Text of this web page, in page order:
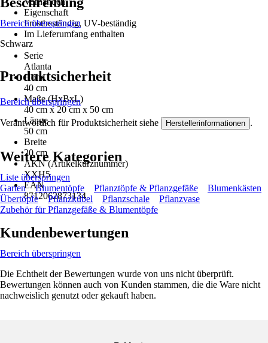
Eigenschaft
Frostbeständig, UV-beständig
Im Lieferumfang enthalten
-
Serie
Atlanta
Höhe
40 cm
Maße (HxBxL)
40 cm x 20 cm x 50 cm
Länge
50 cm
Breite
20 cm
AKN (Artikelkurznummer)
XXH5
EAN
8712062873134
Bereich überspringen
Schwarz
Produktsicherheit
Bereich überspringen
Verantwortlich für Produktsicherheit siehe Herstellerinformationen .
Weitere Kategorien
Liste überspringen
Garten
Blumentöpfe Pflanztöpfe & Pflanzgefäße
Blumenkästen
Übertöpfe
Pflanzkübel Pflanzschale
Pflanzvase
Zubehör für Pflanzgefäße & Blumentöpfe
Kundenbewertungen
Bereich überspringen
Die Echtheit der Bewertungen wurde von uns nicht überprüft.
Bewertungen können auch von Kunden stammen, die die Ware nicht
nachweislich genutzt oder gekauft haben.